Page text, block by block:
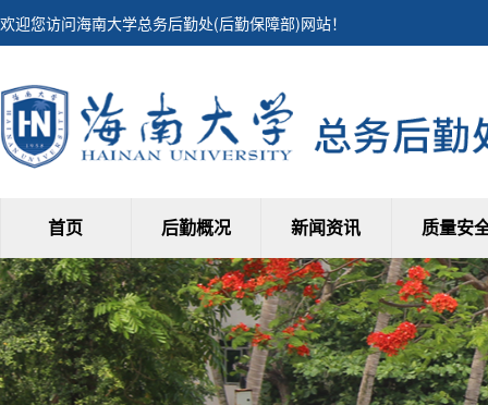
欢迎您访问海南大学总务后勤处(后勤保障部)网站！
首页 后勤概况 新闻资讯 质量安